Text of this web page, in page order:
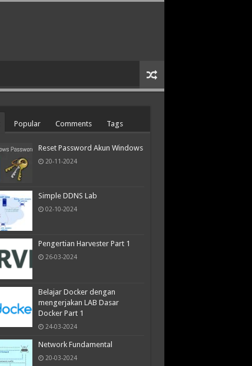
Popular Comments Tags
Reset Password Akun Windows
20-11-2024
Simple DDNS Lab
02-10-2024
Pengertian Harvester Part 1
26-03-2024
Belajar Docker dengan
mengerjakan LAB Dasar
Docker Part 1
24-03-2024
Network Fundamental
20-03-2024